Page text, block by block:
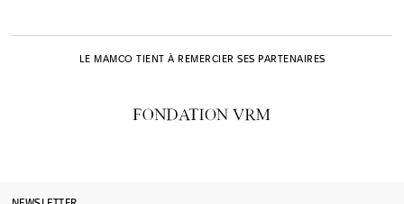
LE MAMCO TIENT À REMERCIER SES PARTENAIRES